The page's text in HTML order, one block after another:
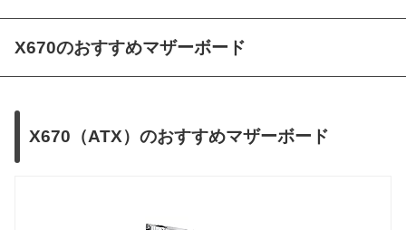
X670のおすすめマザーボード
X670（ATX）のおすすめマザーボード